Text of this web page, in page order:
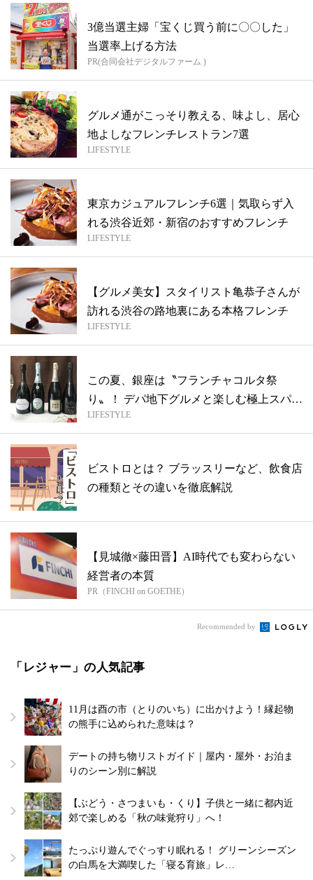
3億当選主婦「宝くじ買う前に〇〇した」
当選率上げる方法
PR(合同会社デジタルファーム )
グルメ通がこっそり教える、味よし、居心
地よしなフレンチレストラン7選
LIFESTYLE
東京カジュアルフレンチ6選｜気取らず入
れる渋谷近郊・新宿のおすすめフレンチ
LIFESTYLE
【グルメ美女】スタイリスト亀恭子さんが
訪れる渋谷の路地裏にある本格フレンチ
LIFESTYLE
この夏、銀座は〝フランチャコルタ祭
り〟！ デパ地下グルメと楽しむ極上スパー
クリン...
LIFESTYLE
ビストロとは？ ブラッスリーなど、飲食店
の種類とその違いを徹底解説
【見城徹×藤田晋】AI時代でも変わらない
経営者の本質
PR（FINCHI on GOETHE）
Recommended by
「レジャー」の人気記事
11月は酉の市（とりのいち）に出かけよう！縁起物
の熊手に込められた意味は？
デートの持ち物リストガイド｜屋内・屋外・お泊ま
りのシーン別に解説
【ぶどう・さつまいも・くり】子供と一緒に都内近
郊で楽しめる「秋の味覚狩り」へ！
たっぷり遊んでぐっすり眠れる！ グリーンシーズン
の白馬を大満喫した「寝る育旅」レ…